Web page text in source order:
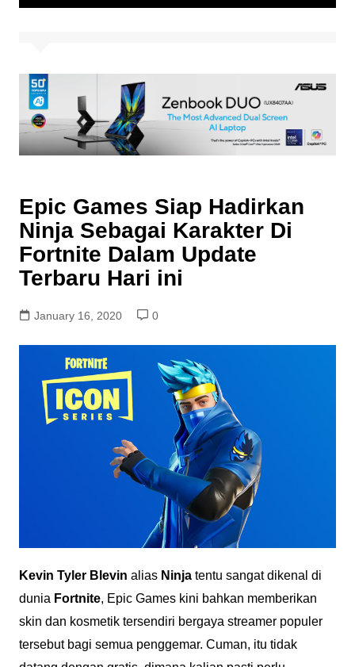
Epic Games Siap Hadirkan
Ninja Sebagai Karakter Di
Fortnite Dalam Update
Terbaru Hari ini
January 16, 2020 0
Kevin Tyler Blevin alias Ninjatentu sangat dikenal di
dunia Fortnite, Epic Games kini bahkan memberikan
skin dan kosmetik tersendiri bergaya streamer populer
tersebut bagi semua penggemar. Cuman, itu tidak